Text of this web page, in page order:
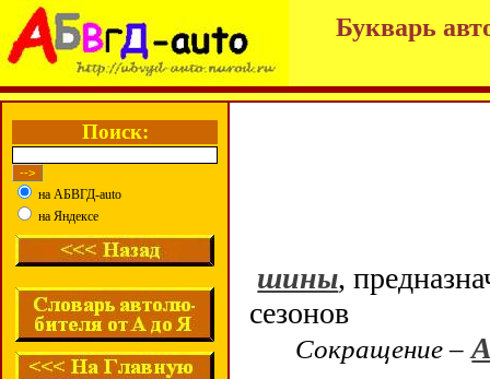
Букварь
Поиск:
на АБВГД-auto
на Яндексе
шины,
сезонов
Сокращение–